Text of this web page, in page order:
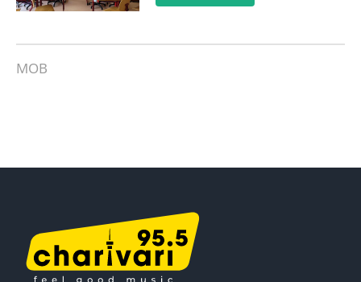
MOB